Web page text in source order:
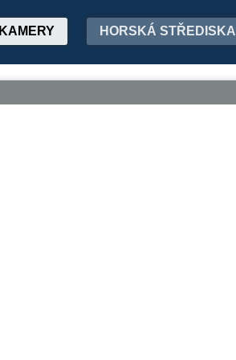
KAMERY HORSKÁ STŘEDISKA